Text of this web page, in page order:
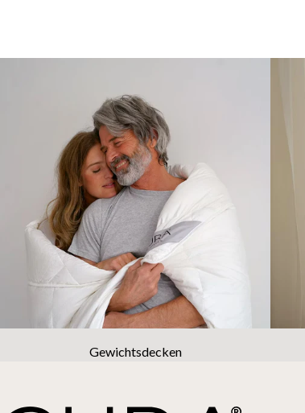
Gewichtsdecken